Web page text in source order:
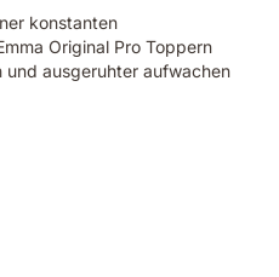
konstanten
Original Pro Toppern
und ausgeruhter aufwachen